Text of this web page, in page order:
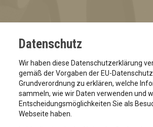
Datenschutz
Wir haben diese Datenschutzerklärung
gemäß der Vorgaben der EU-
Grundverordnung zu erklären, welche
sammeln, wie wir Daten verwenden und
Entscheidungsmöglichkeiten Sie als
Webseite haben.